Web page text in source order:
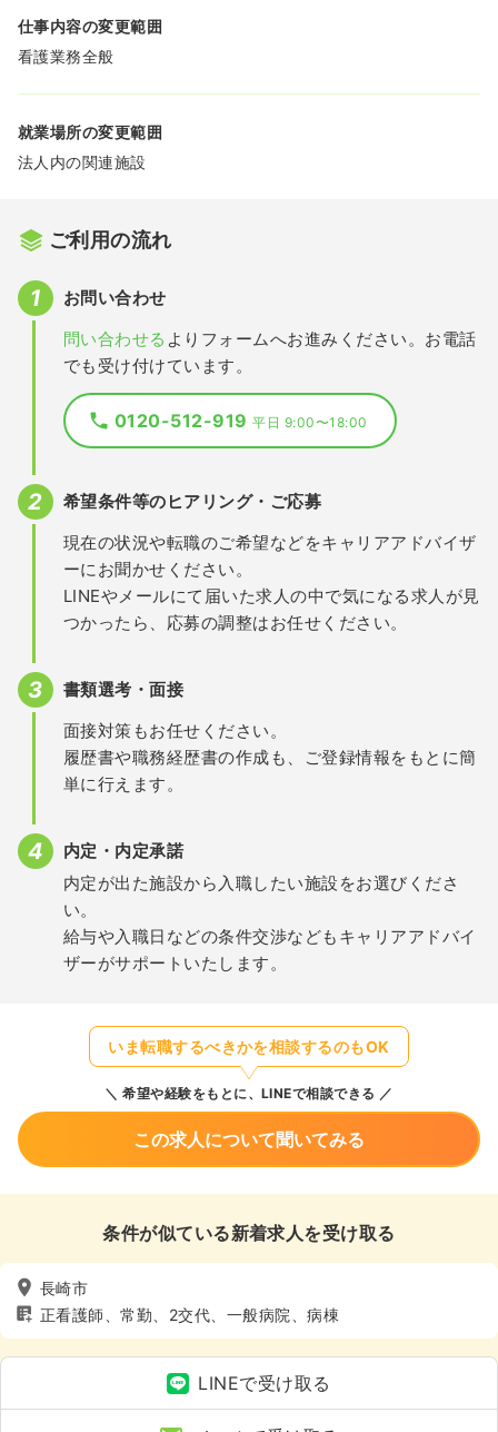
仕事内容の変更範囲
看護業務全般
就業場所の変更範囲
法人内の関連施設
ご利用の流れ
お問い合わせ
問い合わせる よりフォームへお進みください。お電話
でも受け付けています。
0120-512-919平日 9:00〜18:00
希望条件等のヒアリング・ご応募
現在の状況や転職のご希望などをキャリアアドバイザ
ーにお聞かせください。
LINEやメールにて届いた求人の中で気になる求人が見
つかったら、応募の調整はお任せください。
書類選考・面接
面接対策もお任せください。
履歴書や職務経歴書の作成も、ご登録情報をもとに簡
単に行えます。
内定・内定承諾
内定が出た施設から入職したい施設をお選びくださ
い。
給与や入職日などの条件交渉などもキャリアアドバイ
ザーがサポートいたします。
いま転職するべきかを相談するのもOK
希望や経験をもとに、LINEで相談できる
この求人について聞いてみる
条件が似ている新着求人を受け取る
長崎市
正看護師、常勤、2交代、一般病院、病棟
LINEで受け取る